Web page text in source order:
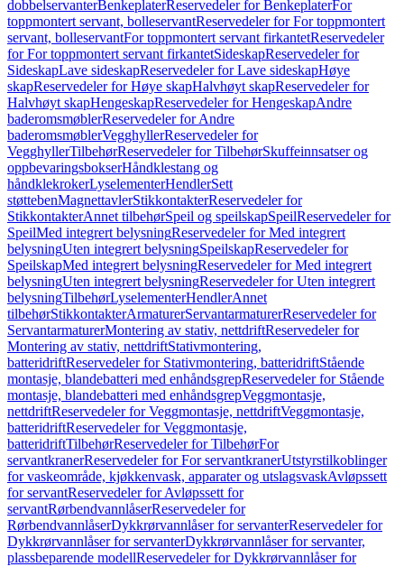
dobbelservanterBenkeplaterReservedeler for BenkeplaterFor
toppmontert servant, bolleservantReservedeler for For toppmontert
servant, bolleservantFor toppmontert servant firkantetReservedeler
for For toppmontert servant firkantetSideskapReservedeler for
SideskapLave sideskapReservedeler for Lave sideskapHøye
skapReservedeler for Høye skapHalvhøyt skapReservedeler for
Halvhøyt skapHengeskapReservedeler for HengeskapAndre
baderomsmøblerReservedeler for Andre
baderomsmøblerVegghyllerReservedeler for
VegghyllerTilbehørReservedeler for TilbehørSkuffeinnsatser og
oppbevaringsbokserHåndklestang og
håndklekrokerLyselementerHendlerSett
støttebenMagnettavlerStikkontakterReservedeler for
StikkontakterAnnet tilbehørSpeil og speilskapSpeilReservedeler for
SpeilMed integrert belysningReservedeler for Med integrert
belysningUten integrert belysningSpeilskapReservedeler for
SpeilskapMed integrert belysningReservedeler for Med integrert
belysningUten integrert belysningReservedeler for Uten integrert
belysningTilbehørLyselementerHendlerAnnet
tilbehørStikkontakterArmaturerServantarmaturerReservedeler for
ServantarmaturerMontering av stativ, nettdriftReservedeler for
Montering av stativ, nettdriftStativmontering,
batteridriftReservedeler for Stativmontering, batteridriftStående
montasje, blandebatteri med enhåndsgrepReservedeler for Stående
montasje, blandebatteri med enhåndsgrepVeggmontasje,
nettdriftReservedeler for Veggmontasje, nettdriftVeggmontasje,
batteridriftReservedeler for Veggmontasje,
batteridriftTilbehørReservedeler for TilbehørFor
servantkranerReservedeler for For servantkranerUtstyrstilkoblinger
for vaskeområde, kjøkkenvask, apparater og utslagsvaskAvløpssett
for servantReservedeler for Avløpssett for
servantRørbendvannlåserReservedeler for
RørbendvannlåserDykkrørvannlåser for servanterReservedeler for
Dykkrørvannlåser for servanterDykkrørvannlåser for servanter,
plassbeparende modellReservedeler for Dykkrørvannlåser for